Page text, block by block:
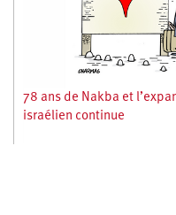
78 ans de Nakba et
israélien continue